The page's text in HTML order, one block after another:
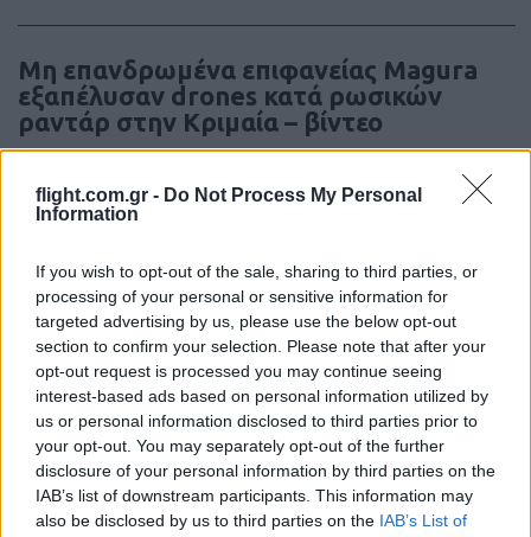
flight.com.gr - Do Not Process My Personal
Information
If you wish to opt-out of the sale, sharing to third parties, or
processing of your personal or sensitive information for
targeted advertising by us, please use the below opt-out
section to confirm your selection. Please note that after your
opt-out request is processed you may continue seeing
interest-based ads based on personal information utilized by
us or personal information disclosed to third parties prior to
your opt-out. You may separately opt-out of the further
disclosure of your personal information by third parties on the
IAB’s list of downstream participants. This information may
also be disclosed by us to third parties on the IAB’s List of
Μη επανδρωμένα επιφανείας Magura
εξαπέλυσαν drones κατά ρωσικών
ραντάρ στην Κριμαία – βίντεο
20:20
ΣΑΝ ΣΗΜΕΡΑ – 26 Ιουλίου/7 Αυγούστου
1822: Μάχη των Δερβενακίων, ο
Κολοκοτρώνης συντρίβει τον Δράμαλη
20:01
H Saab πάει για διπλασιασμό της